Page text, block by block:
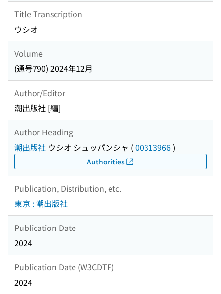
Title Transcription
ウシオ
Volume
(通号790) 2024年12月
Author/Editor
潮出版社 [編]
Author Heading
潮出版社 ウシオ シュッパンシャ (00313966)
Authorities
Publication, Distribution, etc.
東京 : 潮出版社
Publication Date
2024
Publication Date (W3CDTF)
2024